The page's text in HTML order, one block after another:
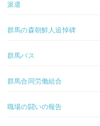
派遣
群馬の森朝鮮人追悼碑
群馬バス
群馬合同労働組合
職場の闘いの報告